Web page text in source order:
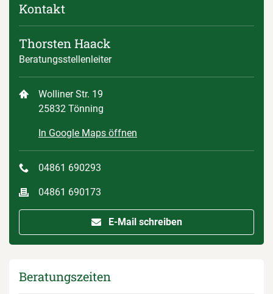
Kontakt
Thorsten Haack
Beratungsstellenleiter
Wolliner Str. 19
25832 Tönning
In Google Maps öffnen
04861 690293
04861 690173
E-Mail schreiben
Beratungszeiten